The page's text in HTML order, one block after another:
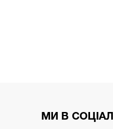
МИ В